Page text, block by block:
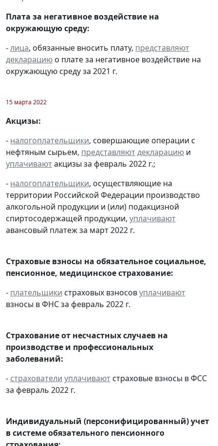
Плата за негативное воздействие на
окружающую среду:
-лица, обязанные вносить плату, представляют
декларацию о плате за негативное воздействие на
окружающую среду за 2021 г.
15 марта 2022
Акцизы:
- налогоплательщики, совершающие операции с
нефтяным сырьем, представляютдекларацию и
уплачиваютакцизы за февраль 2022 г.;
- налогоплательщики, осуществляющие на
территории Российской Федерации производство
алкогольной продукции и (или) подакцизной
спиртосодержащей продукции, уплачивают
авансовый платеж за март 2022 г.
Страховые взносы на обязательное социальное,
пенсионное, медицинское страхование:
- плательщики страховых взносовуплачивают
взносы в ФНС за февраль 2022 г.
Страхование от несчастных случаев на
производстве и профессиональных
заболеваний:
- страхователи уплачивают страховые взносы в ФСС
за февраль 2022 г.
Индивидуальный (персонифицированный) учет
в системе обязательного пенсионного